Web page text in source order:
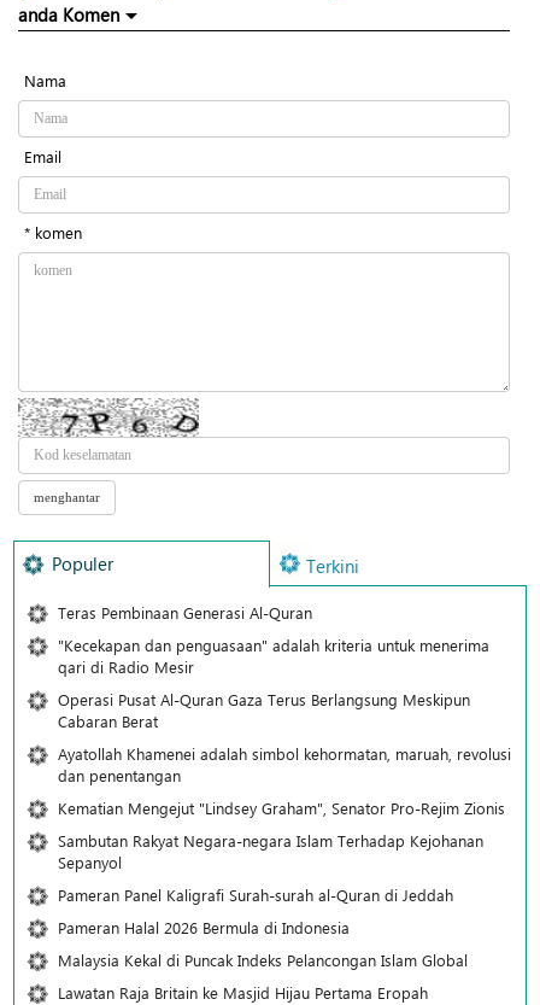
anda Komen
Nama
Email
* komen
Populer Terkini
Teras Pembinaan Generasi Al-Quran
"Kecekapan dan penguasaan" adalah kriteria untuk menerima
qari di Radio Mesir
Operasi Pusat Al-Quran Gaza Terus Berlangsung Meskipun
Cabaran Berat
Ayatollah Khamenei adalah simbol kehormatan, maruah, revolusi
dan penentangan
Kematian Mengejut "Lindsey Graham", Senator Pro-Rejim Zionis
Sambutan Rakyat Negara-negara Islam Terhadap Kejohanan
Sepanyol
Pameran Panel Kaligrafi Surah-surah al-Quran di Jeddah
Pameran Halal 2026 Bermula di Indonesia
Malaysia Kekal di Puncak Indeks Pelancongan Islam Global
Lawatan Raja Britain ke Masjid Hijau Pertama Eropah